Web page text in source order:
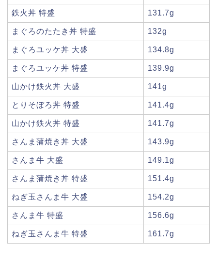
鉄火丼 特盛 131.7g
まぐろのたたき丼 特盛 132g
まぐろユッケ丼 大盛 134.8g
まぐろユッケ丼 特盛 139.9g
山かけ鉄火丼 大盛 141g
とりそぼろ丼 特盛 141.4g
山かけ鉄火丼 特盛 141.7g
さんま蒲焼き丼 大盛 143.9g
さんま牛 大盛 149.1g
さんま蒲焼き丼 特盛 151.4g
ねぎ玉さんま牛 大盛 154.2g
さんま牛 特盛 156.6g
ねぎ玉さんま牛 特盛 161.7g